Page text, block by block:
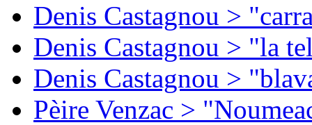
Denis Castagnou >
Denis Castagnou > "la
Denis Castagnou >
Pèire Venzac >